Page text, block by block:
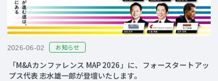
2026-06-02 お知らせ
「M&Aカンファレンス MAP 2026」に、フォースタートアッ
プス代表 志水雄一郎が登壇いたします。